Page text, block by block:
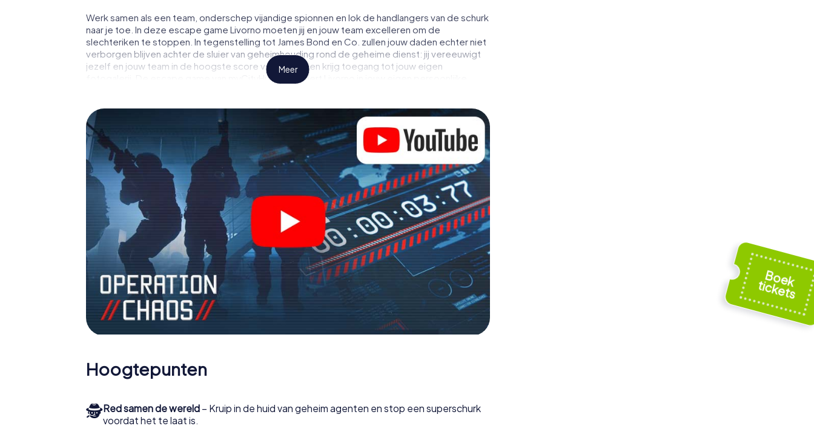
Werk samen als een team, onderschep vijandige spionnen en lok de handlangers van de schurk
naar je toe. In deze escape game Livorno moeten jij en jouw team excelleren om de
slechteriken te stoppen. In tegenstelling tot James Bond en Co. zullen jouw daden echter niet
verborgen blijven achter de sluier van geheimhouding rond de geheime dienst: jij vereeuwigt
jezelf en jouw team in de hoogste score van Livorno en krijg toegang tot jouw eigen
fotogalerij. De escape game van myCityHunt verandert Livorno in jouw eigen persoonlijke
Meer
Hoogtepunten
🕵Red samen de wereld – Kruip in de huid van geheim agenten en stop een superschurk
voordat het te laat is.